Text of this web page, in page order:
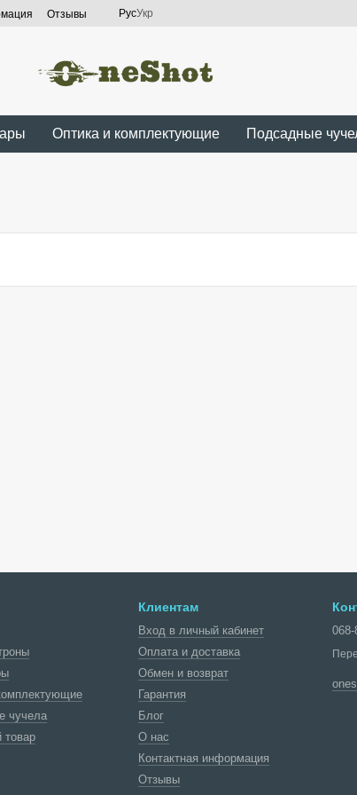
Отзывы РусУкр
Оптика и комплектующие Подсадные
чучела
товар
Клиентам
Вход в личный кабинет
Оплата и доставка
Обмен и возврат
Гарантия
Блог
О нас
Контактная информация
Отзывы
068-